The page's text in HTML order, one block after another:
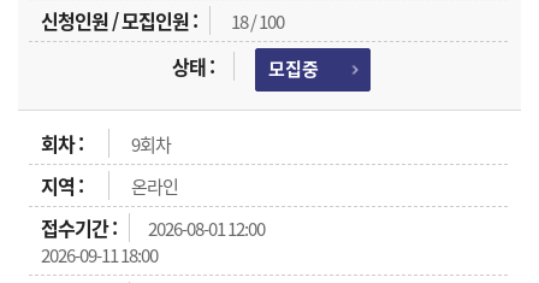
18 / 100
모집중
9회차
온라인
2026-08-01 12:00
2026-09-11 18:00